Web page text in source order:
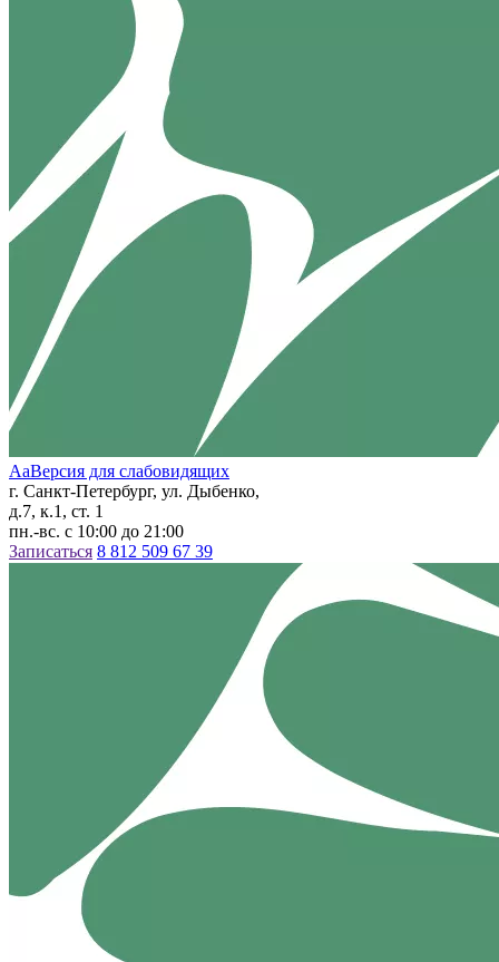
AaВерсия для слабовидящих
г. Санкт-Петербург, ул. Дыбенко,
д.7, к.1, ст. 1
пн.-вс. с 10:00 до 21:00
Записаться 8 812 509 67 39